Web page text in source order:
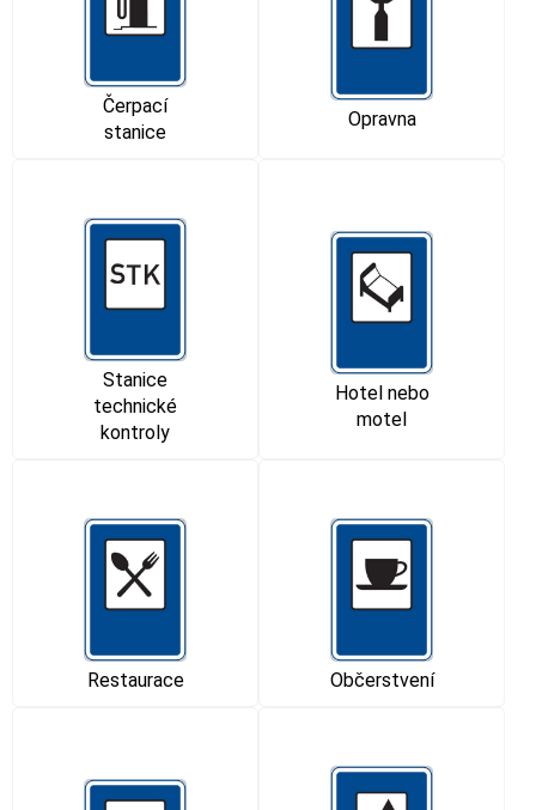
Čerpací
stanice
Opravna
Stanice
technické
kontroly
Hotel nebo
motel
Restaurace Občerstvení